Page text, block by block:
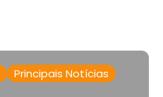
Principais Notícias